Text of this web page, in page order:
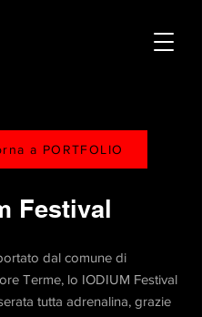
a PORTFOLIO
Festival
dal comune di
Terme, lo IODIUM Festival
tutta adrenalina, grazie